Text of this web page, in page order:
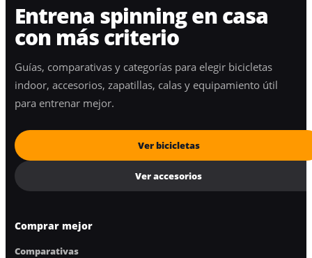
Entrena spinning en casa
con más criterio
Guías, comparativas y categorías para elegir bicicletas
indoor, accesorios, zapatillas, calas y equipamiento útil
para entrenar mejor.
Ver bicicletas
Ver accesorios
Comprar mejor
Comparativas